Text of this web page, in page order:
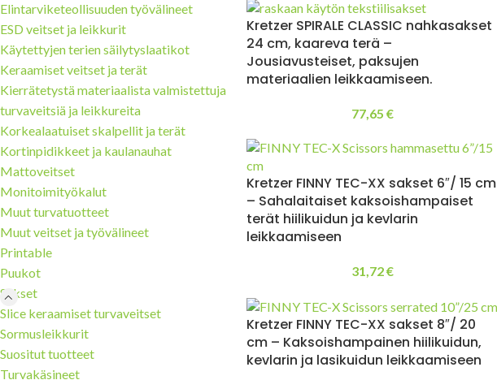
Elintarviketeollisuuden työvälineet
ESD veitset ja leikkurit
Käytettyjen terien säilytyslaatikot
Keraamiset veitset ja terät
Kierrätetystä materiaalista valmistettuja
turvaveitsiä ja leikkureita
Korkealaatuiset skalpellit ja terät
Kortinpidikkeet ja kaulanauhat
Mattoveitset
Monitoimityökalut
Muut turvatuotteet
Muut veitset ja työvälineet
Printable
Puukot
Sakset
Slice keraamiset turvaveitset
Sormusleikkurit
Suositut tuotteet
Turvakäsineet
Kretzer SPIRALE CLASSIC nahkasakset
24 cm, kaareva terä –
Jousiavusteiset, paksujen
materiaalien leikkaamiseen.
77,65 €
Kretzer FINNY TEC-XX sakset 6″/ 15 cm
– Sahalaitaiset kaksoishampaiset
terät hiilikuidun ja kevlarin
leikkaamiseen
31,72€
Kretzer FINNY TEC-XX sakset 8″/ 20
cm – Kaksoishampainen hiilikuidun,
kevlarin ja lasikuidun leikkaamiseen